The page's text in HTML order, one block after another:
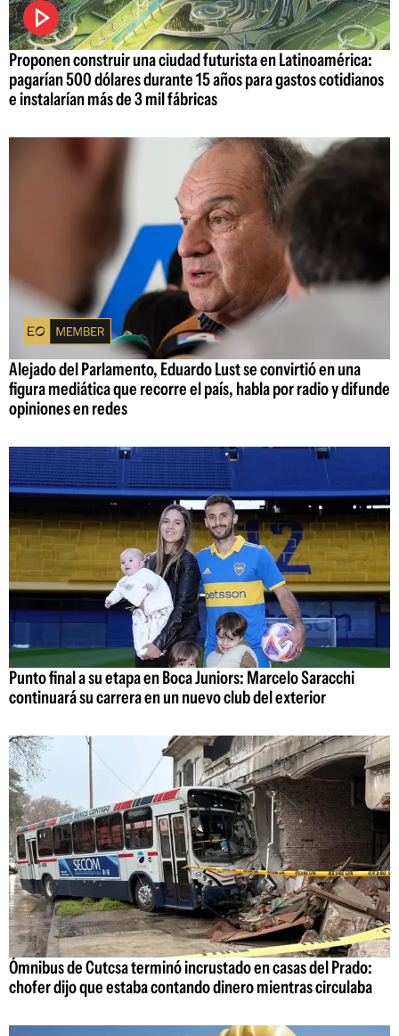
Proponen construir una ciudad futurista en Latinoamérica:
pagarían 500 dólares durante 15 años para gastos cotidianos
e instalarían más de 3 mil fábricas
Alejado del Parlamento, Eduardo Lust se convirtió en una
figura mediática que recorre el país, habla por radio y difunde
opiniones en redes
Punto final a su etapa en Boca Juniors: Marcelo Saracchi
continuará su carrera en un nuevo club del exterior
Ómnibus de Cutcsa terminó incrustado en casas del Prado:
chofer dijo que estaba contando dinero mientras circulaba